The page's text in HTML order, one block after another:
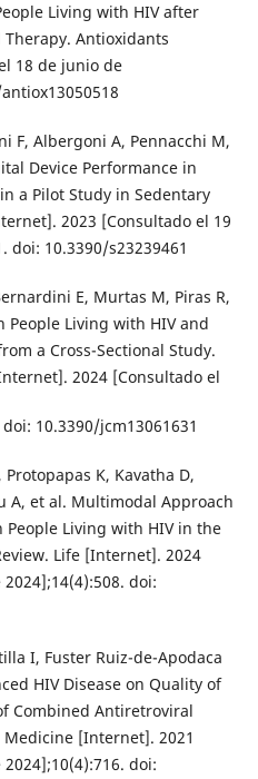
Living with HIV after
Antioxidants
18 de junio de
F, Albergoni A, Pennacchi M,
Device Performance in
a Pilot Study in Sedentary
2023 [Consultado el 19
doi: 10.3390/s23239461
E, Murtas M, Piras R,
Living with HIV and
a Cross-Sectional Study.
2024 [Consultado el
10.3390/jcm13061631
K, Kavatha D,
A, et al. Multimodal Approach
Living with HIV in the
Life [Internet]. 2024
doi:
I, Fuster Ruiz-de-Apodaca
HIV Disease on Quality of
Combined Antiretroviral
[Internet]. 2021
doi: